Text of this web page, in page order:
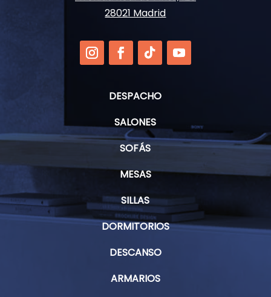
28021 Madrid
DESPACHO
SALONES
SOFÁS
MESAS
SILLAS
DORMITORIOS
DESCANSO
ARMARIOS